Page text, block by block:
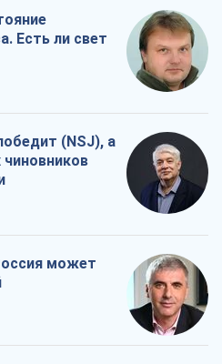
Есть ли свет
(NSJ), а
может